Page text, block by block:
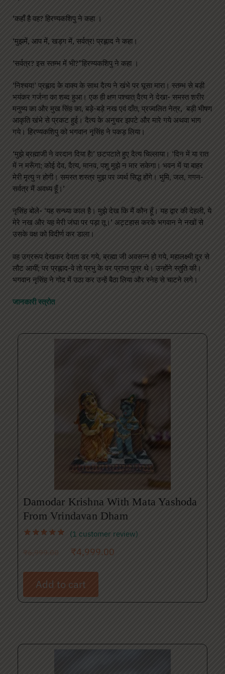
‘कहाँ है वह? हिरण्यकशिपु ने कहा ।
‘मुझमें, आप में, खड्ग में, सर्वत्र! प्रह्लाद ने कहा।
‘सर्वत्र? इस स्तम्भ में भी?”हिरण्यकशिपु ने कहा ।
‘निश्चय!’ प्रह्लाद के वाक्य के साथ दैत्य ने खंभे पर घूसा मारा। स्तम्भ से बड़ी
भयंकर गर्जना का शब्द हुआ। एक ही क्षण पश्चात् दैत्य ने देखा- समस्त शरीर
मनुष्य का और मुख सिंह का, बड़े-बड़े नख एवं दाँत, प्रज्वलित नेत्र, बड़ी भीषण
आकृति खंभे से प्रकट हुई। दैत्य के अनुचर झपटे और मारे गये अथवा भाग
गये। हिरण्यकशिपु को भगवान नृसिंह ने पकड़ लिया।
‘मुझे ब्रह्माजी ने वरदान दिया है!’ छटपटाते हुए दैत्य चिल्लाया। ‘दिन में या रात
में न मरूँगा; कोई देव, दैत्य, मानव, पशु मुझे न मार सकेगा। भवन में या बाहर
मेरी मृत्यु न होगी। समस्त शस्त्र मुझ पर व्यर्थ सिद्ध होंगे। भुमि, जल, गगन-
सर्वत्र मैं अवध्य हूँ।’
नृसिंह बोले- ‘यह सन्ध्या काल है। मुझे देख कि मैं कौन हूँ। यह द्वार की देहली, ये
मेरे नख और यह मेरी जंघा पर पड़ा तू।’ अट्टहास करके भगवान ने नखों से
उसके वक्ष को विदीर्ण कर डाला।
वह उग्ररूप देखकर देवता डर गये, ब्रह्मा जी अवसन्न हो गये, महालक्ष्मी दूर से
लौट आयीं; पर प्रह्लाद-वे तो प्रभु के वर प्राप्त पुत्र थे। उन्होंने स्तुति की।
भगवान नृसिंह ने गोद में उठा कर उन्हें बैठा लिया और स्नेह से चाटने लगे।
जानकारी स्त्रोत
Damodar Krishna With Mata Yashoda
From Vrindavan Dham
(1 customer review)
₹6,999.00 ₹4,999.00
Add to cart